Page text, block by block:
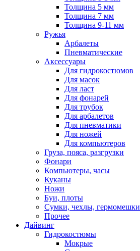
Толщина 5 мм
Толщина 7 мм
Толщина 9-11 мм
Ружья
Арбалеты
Пневматические
Аксессуары
Для гидрокостюмов
Для масок
Для ласт
Для фонарей
Для трубок
Для арбалетов
Для пневматики
Для ножей
Для компьютеров
Груза, пояса, разгрузки
Фонари
Компьютеры, часы
Куканы
Ножи
Буи, плоты
Сумки, чехлы, гермомешки
Прочее
Дайвинг
Гидрокостюмы
Мокрые